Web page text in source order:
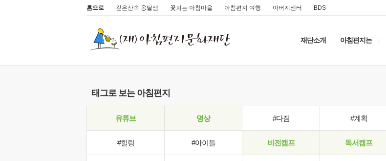
홈으로 깊은산속 옹달샘 꽃피는 아침마을 아침편지 여행 아버지센터 BDS
재단소개 아침편지는
태그로 보는 아침편지
유튜브 명상 #다짐 #계획
#힐링 #아이들 비전캠프 독서캠프